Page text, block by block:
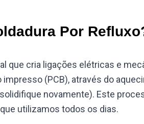
Por
que cria ligações elétricas e
(PCB), através do
novamente). Este
utilizamos todos os dias.